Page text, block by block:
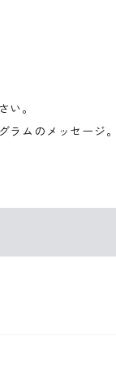
い。
ラムのメッセージ。